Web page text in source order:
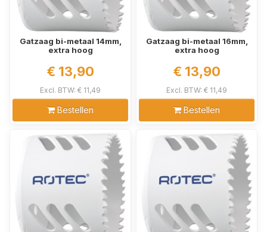
Gatzaag bi-metaal 14mm,
extra hoog
€ 13,90
Excl. BTW: € 11,49
Bestellen
Gatzaag bi-metaal 16mm,
extra hoog
€ 13,90
Excl. BTW: € 11,49
Bestellen